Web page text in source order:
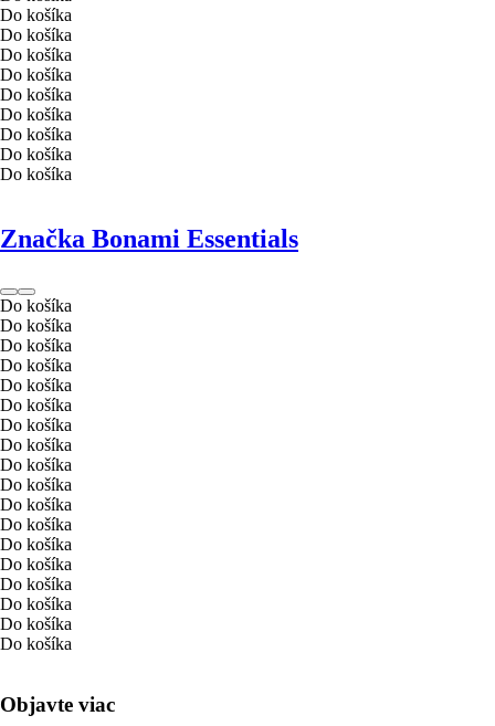
Do košíka
Do košíka
Do košíka
Do košíka
Do košíka
Do košíka
Do košíka
Do košíka
Do košíka
Značka Bonami Essentials
Do košíka
Do košíka
Do košíka
Do košíka
Do košíka
Do košíka
Do košíka
Do košíka
Do košíka
Do košíka
Do košíka
Do košíka
Do košíka
Do košíka
Do košíka
Do košíka
Do košíka
Do košíka
Objavte viac